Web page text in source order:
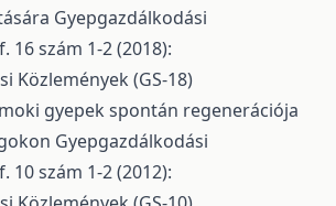
Gyepgazdálkodási
16 szám 1-2 (2018):
Közlemények (GS-18)
gyepek spontán regenerációja
Gyepgazdálkodási
10 szám 1-2 (2012):